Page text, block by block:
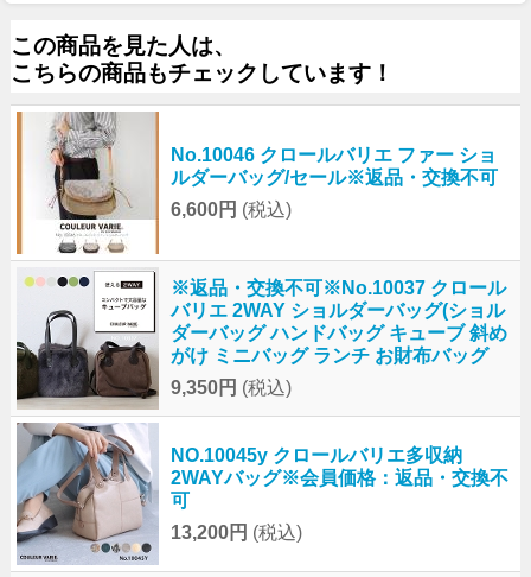
この商品を見た人は、
こちらの商品もチェックしています！
No.10046 クロールバリエ ファー ショ
ルダーバッグ/セール※返品・交換不可
6,600円 (税込)
※返品・交換不可※No.10037 クロール
バリエ 2WAY ショルダーバッグ(ショル
ダーバッグ ハンドバッグ キューブ 斜め
がけ ミニバッグ ランチ お財布バッグ
9,350円 (税込)
NO.10045y クロールバリエ多収納
2WAYバッグ※会員価格：返品・交換不
可
13,200円 (税込)